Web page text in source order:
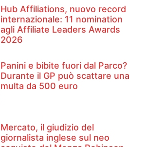
Hub Affiliations, nuovo record
internazionale: 11 nomination
agli Affiliate Leaders Awards
2026
Panini e bibite fuori dal Parco?
Durante il GP può scattare una
multa da 500 euro
Mercato, il giudizio del
giornalista inglese sul neo